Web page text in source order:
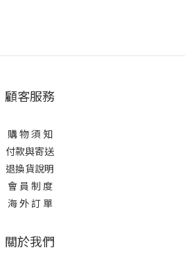
顧客服務
購 物 須 知
付款與寄送
退換貨說明
會 員 制 度
海 外 訂 單
關於我們